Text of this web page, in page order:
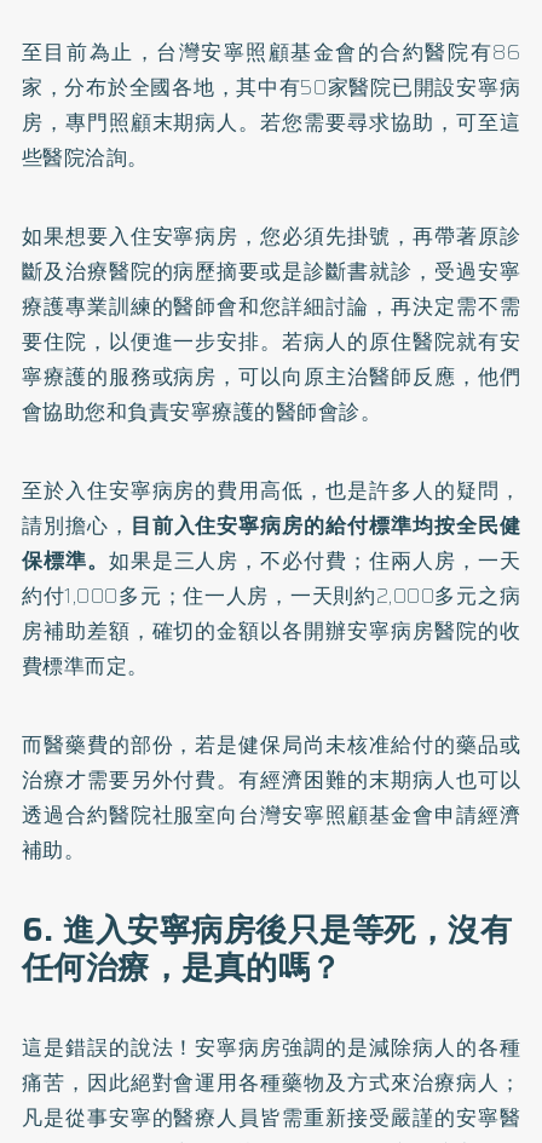
至目前為止，台灣安寧照顧基金會的合約醫院有86
家，分布於全國各地，其中有50家醫院已開設安寧病
房，專門照顧末期病人。若您需要尋求協助，可至這
些醫院洽詢。
如果想要入住安寧病房，您必須先掛號，再帶著原診
斷及治療醫院的病歷摘要或是診斷書就診，受過安寧
療護專業訓練的醫師會和您詳細討論，再決定需不需
要住院，以便進一步安排。若病人的原住醫院就有安
寧療護的服務或病房，可以向原主治醫師反應，他們
會協助您和負責安寧療護的醫師會診。
至於入住安寧病房的費用高低，也是許多人的疑問，
請別擔心， 目前入住安寧病房的給付標準均按全民健
保標準。 如果是三人房，不必付費；住兩人房，一天
約付1,000多元；住一人房，一天則約2,000多元之病
房補助差額，確切的金額以各開辦安寧病房醫院的收
費標準而定。
而醫藥費的部份，若是健保局尚未核准給付的藥品或
治療才需要另外付費。有經濟困難的末期病人也可以
透過合約醫院社服室向台灣安寧照顧基金會申請經濟
補助。
6. 進入安寧病房後只是等死，沒有
任何治療，是真的嗎？
這是錯誤的說法！安寧病房強調的是減除病人的各種
痛苦，因此絕對會運用各種藥物及方式來治療病人；
凡是從事安寧的醫療人員皆需重新接受嚴謹的安寧醫